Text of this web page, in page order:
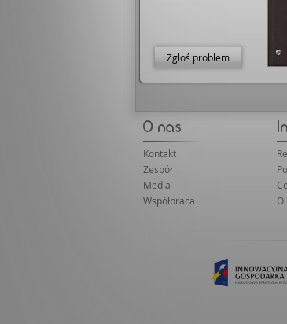
Zgłoś problem
Kontakt
Zespół
Media
Współpraca
O